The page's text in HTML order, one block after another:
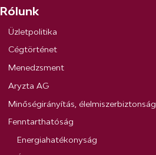
Rólunk
Üzletpolitika
Cégtörténet
Menedzsment
Aryzta AG
Minőségirányítás, élelmiszerbiztonság
Fenntarthatóság
Energiahatékonyság